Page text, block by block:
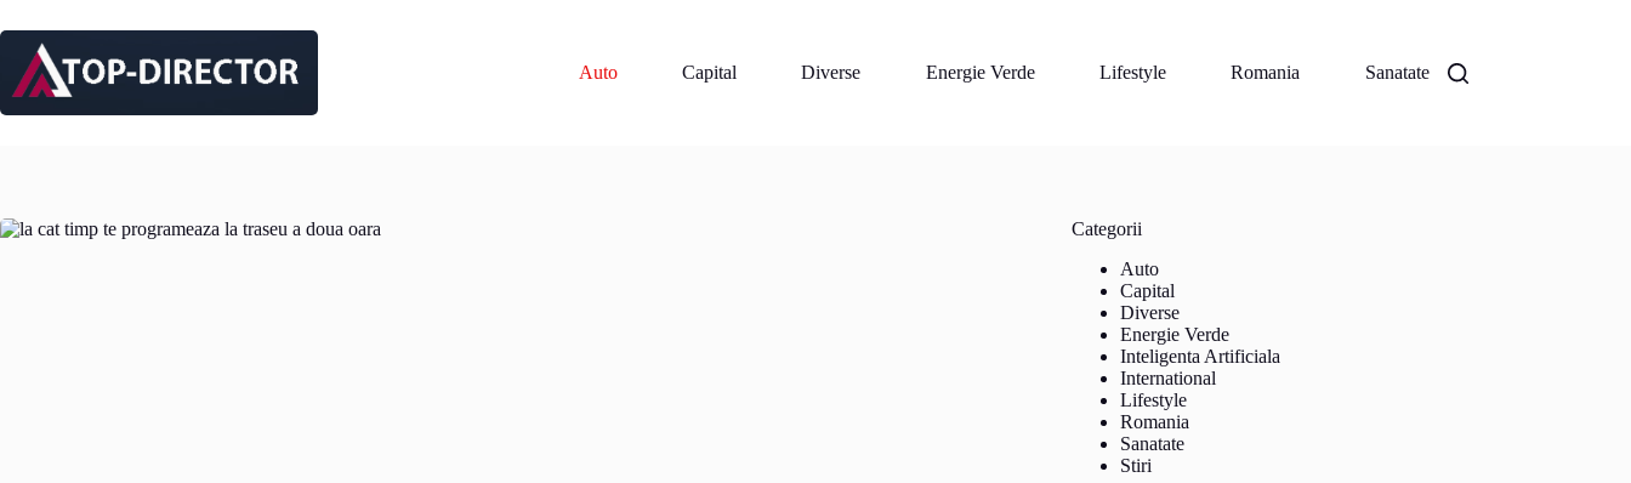
la
conținut
Auto
Capital Diverse Energie Verde Lifestyle Romania Sanatate
Categorii
Auto
Capital
Diverse
Energie Verde
Inteligenta Artificiala
International
Lifestyle
Romania
Sanatate
Stiri